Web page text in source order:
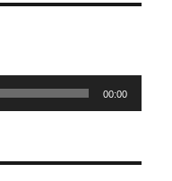
00:00